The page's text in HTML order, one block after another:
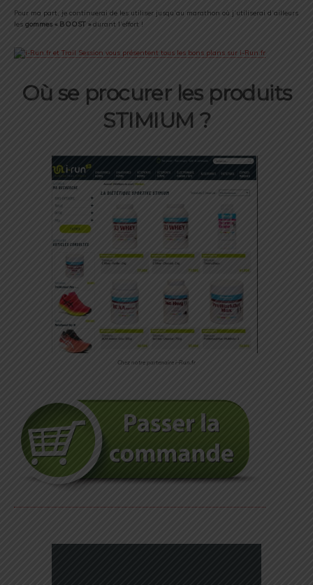
Pour ma part, je continuerai de les utiliser jusqu’au marathon où j’utiliserai d’ailleurs
les gommes « BOOST »durant l’effort !
Où se procurer les produits
STIMIUM ?
Chez notre partenaire i-Run.fr